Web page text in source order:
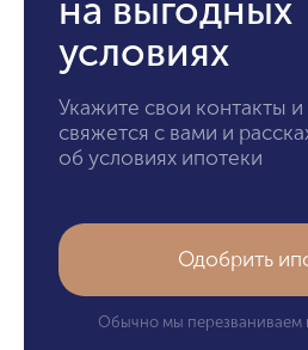
на выгодных
условиях
Укажите свои контакты и
свяжется с вами и
об условиях ипотеки
Одобрить
Обычно мы перезваниваем